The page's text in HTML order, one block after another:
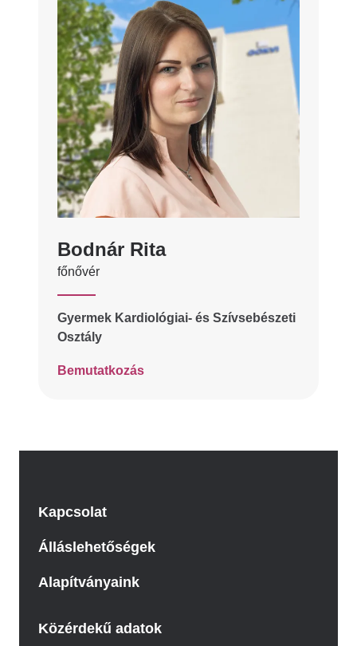
Bodnár Rita
főnővér
Gyermek Kardiológiai- és Szívsebészeti
Osztály
Bemutatkozás
Kapcsolat
Álláslehetőségek
Alapítványaink
Közérdekű adatok